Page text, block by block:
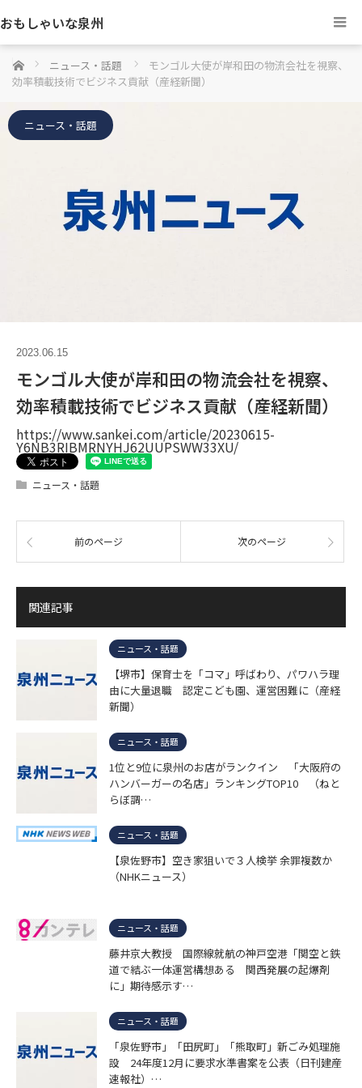
おもしゃいな泉州
ホーム ニュース・話題
モンゴル大使が岸和田の物流会社を視察、
効率積載技術でビジネス貢献（産経新聞）
ニュース・話題
2023.06.15
モンゴル大使が岸和田の物流会社を視察、
効率積載技術でビジネス貢献（産経新聞）
https://www.sankei.com/article/20230615-
Y6NB3RIBMRNYHJ62UUPSWW33XU/
ニュース・話題
前のページ 次のページ
関連記事
ニュース・話題
【堺市】保育士を「コマ」呼ばわり、パワハラ理
由に大量退職 認定こども園、運営困難に（産経
新聞）
ニュース・話題
1位と9位に泉州のお店がランクイン 「大阪府の
ハンバーガーの名店」ランキングTOP10 （ねと
らぼ調…
ニュース・話題
【泉佐野市】空き家狙いで３人検挙 余罪複数か
（NHKニュース）
ニュース・話題
藤井京大教授 国際線就航の神戸空港「関空と鉄
道で結ぶ一体運営構想ある 関西発展の起爆剤
に」期待感示す…
ニュース・話題
「泉佐野市」「田尻町」「熊取町」新ごみ処理施
設 24年度12月に要求水準書案を公表（日刊建産
速報社）…